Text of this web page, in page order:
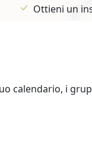
Ottieni un
calendario, i